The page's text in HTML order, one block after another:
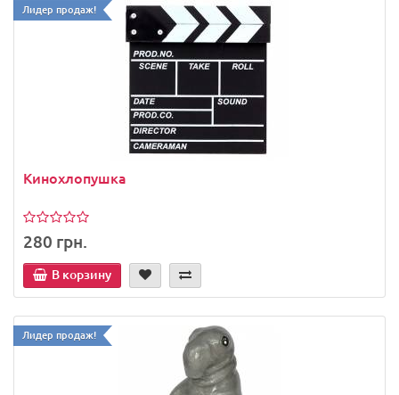
Лидер продаж!
Кинохлопушка
280 грн.
В корзину
Лидер продаж!